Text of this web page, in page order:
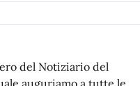
del Notiziario del
auguriamo a tutte le